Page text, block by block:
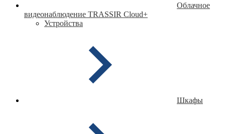
Облачное
видеонаблюдение TRASSIR Cloud+
Устройства
Шкафы